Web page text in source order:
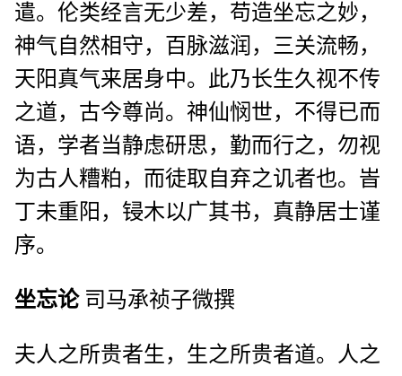
遣。伦类经言无少差，苟造坐忘之妙，
神气自然相守，百脉滋润，三关流畅，
天阳真气来居身中。此乃长生久视不传
之道，古今尊尚。神仙悯世，不得已而
语，学者当静虑研思，勤而行之，勿视
为古人糟粕，而徒取自弃之讥者也。峕
丁未重阳，锓木以广其书，真静居士谨
序。
坐忘论司马承祯子微撰
夫人之所贵者生，生之所贵者道。人之